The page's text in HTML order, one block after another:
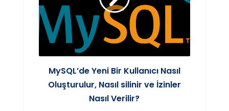
MySQL’de Yeni Bir Kullanıcı Nasıl
Oluşturulur, Nasıl silinir ve İzinler
Nasıl Verilir?